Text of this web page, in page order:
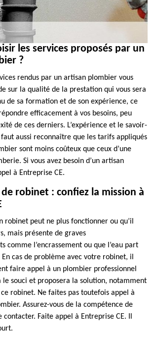
les services proposés par un
?
rendus par un artisan plombier vous
sur la qualité de la prestation qui vous sera
de sa formation et de son expérience, ce
efficacement à vos besoins, peu
de ces derniers. L’expérience et le savoir-
aussi reconnaître que les tarifs appliqués
sont moins coûteux que ceux d’une
Si vous avez besoin d’un artisan
à Entreprise CE.
robinet : confiez la mission à
robinet peut ne plus fonctionner ou qu’il
mais présente de graves
comme l’encrassement ou que l’eau part
En cas de problème avec votre robinet, il
faire appel à un plombier professionnel
le souci et proposera la solution, notamment
robinet. Ne faites pas toutefois appel à
Assurez-vous de la compétence de
Faite appel à Entreprise CE. Il